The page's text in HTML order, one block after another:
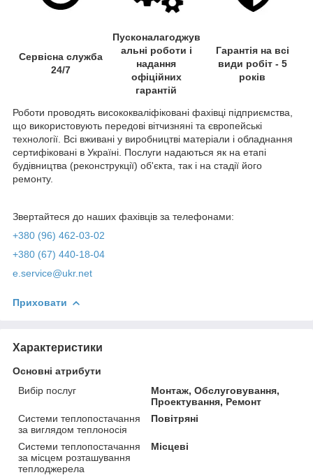
Сервісна служба
24/7
Пусконалагоджув
альні роботи і
надання
офіційних
гарантій
Гарантія на всі
види робіт - 5
років
Роботи проводять висококваліфіковані фахівці підприємства,
що використовують передові вітчизняні та європейські
технології. Всі вживані у виробництві матеріали і обладнання
сертифіковані в Україні. Послуги надаються як на етапі
будівництва (реконструкції) об'єкта, так і на стадії його
ремонту.
Звертайтеся до наших фахівців за телефонами:
+380 (96) 462-03-02
+380 (67) 440-18-04
e.service@ukr.net
Приховати
Характеристики
Основні атрибути
Вибір послуг
Монтаж, Обслуговування,
Проектування, Ремонт
Системи теплопостачання
за виглядом теплоносія
Повітряні
Системи теплопостачання
за місцем розташування
теплоджерела
Місцеві